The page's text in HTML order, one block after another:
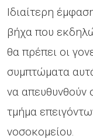
Ιδιαίτερη
βήχα που
θα πρέπει οι
συμπτώματα
να απευθυνθούν
τμήμα
νοσοκομείου.